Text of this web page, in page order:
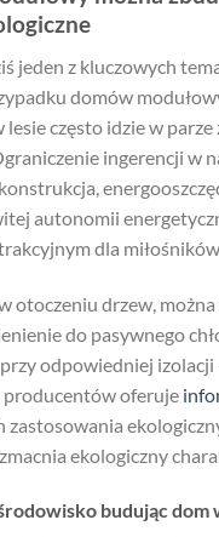
jeden z kluczowych
domów
często idzie w parze
ingerencji w
autonomii
dla
otoczeniu drzew,
do pasywnego
odpowiedniej izolacji
oferuje
zastosowania
ekologiczny
budując dom